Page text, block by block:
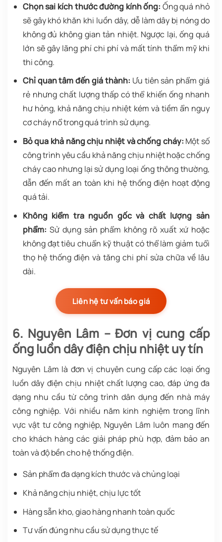
Chọn sai kích thước đường kính ống: Ống quá nhỏ
sẽ gây khó khăn khi luồn dây, dễ làm dây bị nóng do
không đủ không gian tản nhiệt. Ngược lại, ống quá
lớn sẽ gây lãng phí chi phí và mất tính thẩm mỹ khi
thi công.
Chỉ quan tâm đến giá thành: Ưu tiên sản phẩm giá
rẻ nhưng chất lượng thấp có thể khiến ống nhanh
hư hỏng, khả năng chịu nhiệt kém và tiềm ẩn nguy
cơ cháy nổ trong quá trình sử dụng.
Bỏ qua khả năng chịu nhiệt và chống cháy: Một số
công trình yêu cầu khả năng chịu nhiệt hoặc chống
cháy cao nhưng lại sử dụng loại ống thông thường,
dẫn đến mất an toàn khi hệ thống điện hoạt động
quá tải.
Không kiểm tra nguồn gốc và chất lượng sản
phẩm: Sử dụng sản phẩm không rõ xuất xứ hoặc
không đạt tiêu chuẩn kỹ thuật có thể làm giảm tuổi
thọ hệ thống điện và tăng chi phí sửa chữa về lâu
dài.
Liên hệ tư vấn báo giá
6. Nguyên Lâm – Đơn vị cung cấp
ống luồn dây điện chịu nhiệt uy tín
Nguyên Lâm là đơn vị chuyên cung cấp các loại ống
luồn dây điện chịu nhiệt chất lượng cao, đáp ứng đa
dạng nhu cầu từ công trình dân dụng đến nhà máy
công nghiệp. Với nhiều năm kinh nghiệm trong lĩnh
vực vật tư công nghiệp, Nguyên Lâm luôn mang đến
cho khách hàng các giải pháp phù hợp, đảm bảo an
toàn và độ bền cho hệ thống điện.
Sản phẩm đa dạng kích thước và chủng loại
Khả năng chịu nhiệt, chịu lực tốt
Hàng sẵn kho, giao hàng nhanh toàn quốc
Tư vấn đúng nhu cầu sử dụng thực tế